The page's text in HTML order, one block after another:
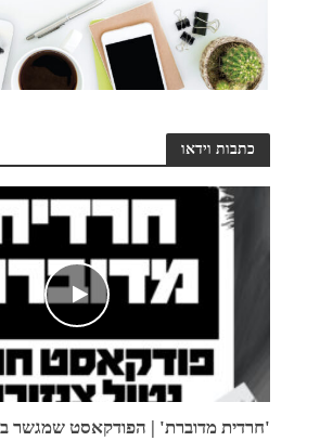
כתבות וידאו
'חרדית מדוברת' | הפודקאסט שמגשר